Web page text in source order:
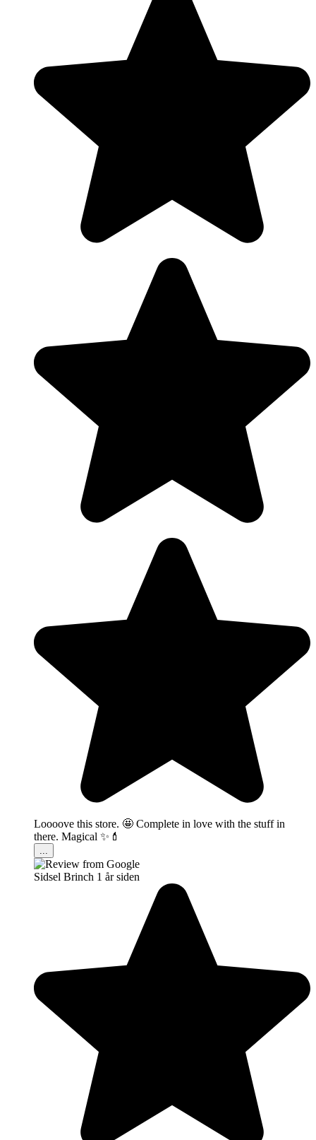
Loooove this store. 🤩 Complete in love with the stuff in
there. Magical ✨💄
...
Sidsel Brinch 1 år siden